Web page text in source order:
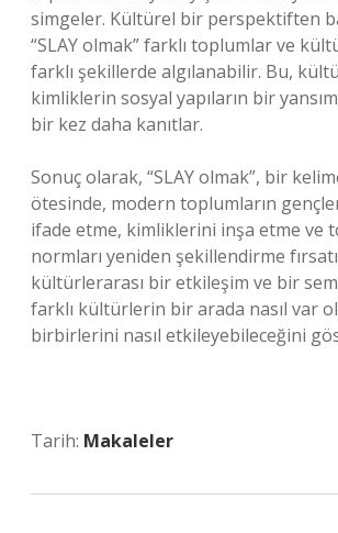
simgeler. Kültürel bir perspektiften
“SLAY olmak” farklı toplumlar ve
farklı şekillerde algılanabilir. Bu,
kimliklerin sosyal yapıların bir
bir kez daha kanıtlar.
Sonuç olarak, “SLAY olmak”, bir
ötesinde, modern toplumların
ifade etme, kimliklerini inşa etme ve
normları yeniden şekillendirme
kültürlerarası bir etkileşim ve bir
farklı kültürlerin bir arada nasıl var
birbirlerini nasıl etkileyebileceğini
Tarih: Makaleler